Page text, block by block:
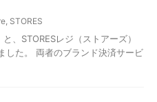
STORES
、STORESレジ（ストアーズ）
した。 両者のブランド決済サービ